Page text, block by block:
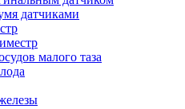
датчиками
малого таза